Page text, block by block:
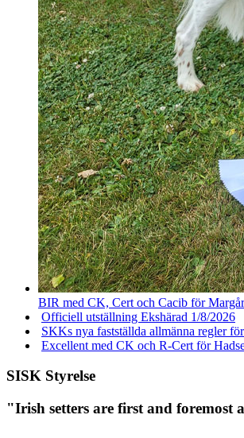
BIR med CK, Cert och Cacib för
Officiell utställning Ekshärad 1/8/2026
SKKs nya fastställda allmänna regler
Excellent med CK och R-Cert för
SISK Styrelse
"Irish setters are first and foremost